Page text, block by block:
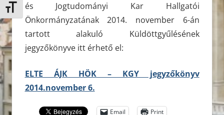
Betűméret váltása
és Jogtudományi Kar Hallgatói
Önkormányzatának 2014. november 6-án
tartott alakuló Küldöttgyűlésének
jegyzőkönyve itt érhető el:
ELTE ÁJK HÖK – KGY jegyzőkönyv
2014.november 6.
Email Print